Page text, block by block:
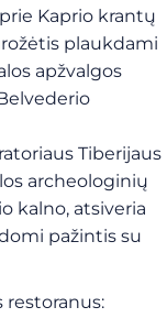
Kaprio krantų
plaukdami
apžvalgos
Tiberijaus
archeologinių
kalno, atsiveria
pažintis su
restoranus: